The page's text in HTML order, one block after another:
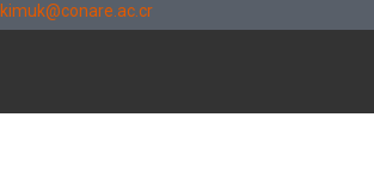
kimuk@conare.ac.cr